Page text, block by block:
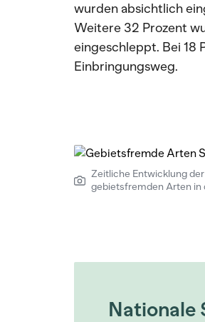
wurden absichtlich
Weitere 32 Prozent
eingeschleppt. Bei 18
Einbringungsweg.
Zeitliche Entwicklung
gebietsfremden Arten in
Nationale